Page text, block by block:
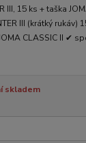
III, 15 ks + taška
III (krátký rukáv)
CLASSIC II ✔
skladem